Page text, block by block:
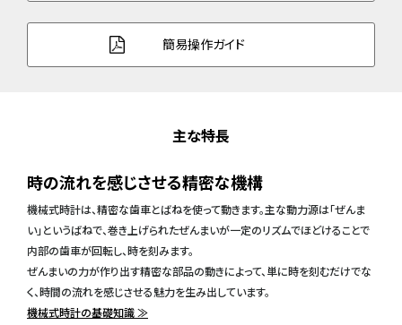
簡易操作ガイド
主な特長
時の流れを感じさせる精密な機構
機械式時計は、精密な歯車とばねを使って動きます。主な動力源は「ぜんま
い」というばねで、巻き上げられたぜんまいが一定のリズムでほどけることで
内部の歯車が回転し、時を刻みます。
ぜんまいの力が作り出す精密な部品の動きによって、単に時を刻むだけでな
く、時間の流れを感じさせる魅力を生み出しています。
機械式時計の基礎知識 ≫